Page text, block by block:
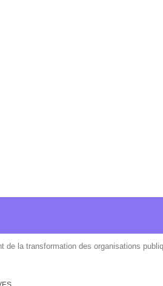
la transformation des organisations